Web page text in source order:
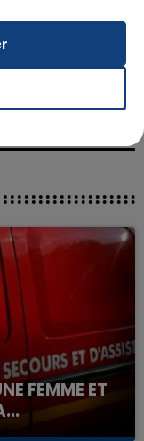
FEMME ET
après avoir